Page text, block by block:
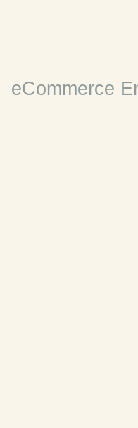
eCommerce